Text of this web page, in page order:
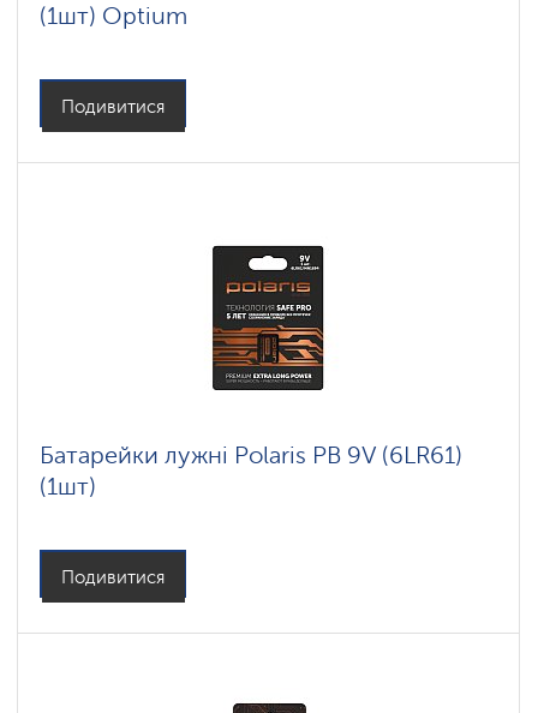
(1шт) Optium
Подивитися
Батарейки лужні Polaris PB 9V (6LR61)
(1шт)
Подивитися